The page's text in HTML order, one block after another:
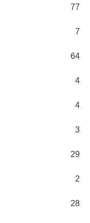
77
7
64
4
4
3
29
2
28